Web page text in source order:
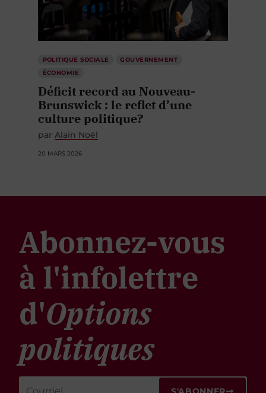
POLITIQUE SOCIALE
GOUVERNEMENT
ÉCONOMIE
Déficit record au Nouveau-
Brunswick : le reflet d’une
culture politique?
par Alain Noël
20 MARS 2026
Abonnez-vous
à l'infolettre
d'Options
politiques